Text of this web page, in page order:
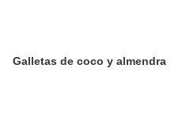
Galletas de coco y almendra